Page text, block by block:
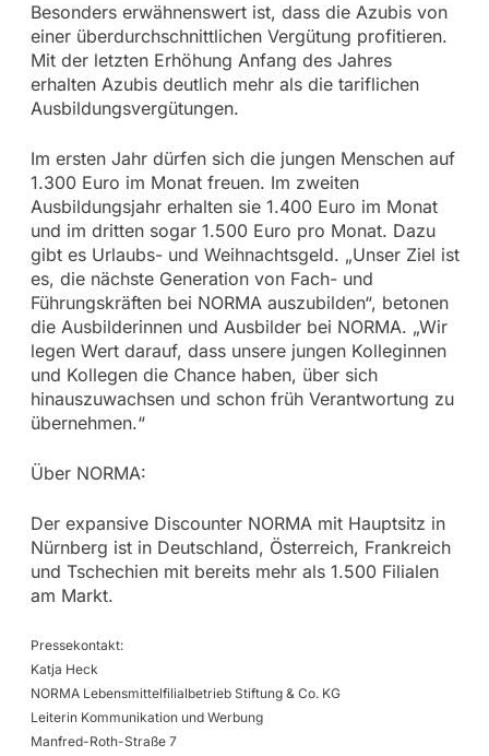
Besonders erwähnenswert ist, dass die Azubis von
einer überdurchschnittlichen Vergütung profitieren.
Mit der letzten Erhöhung Anfang des Jahres
erhalten Azubis deutlich mehr als die tariflichen
Ausbildungsvergütungen.
Im ersten Jahr dürfen sich die jungen Menschen auf
1.300 Euro im Monat freuen. Im zweiten
Ausbildungsjahr erhalten sie 1.400 Euro im Monat
und im dritten sogar 1.500 Euro pro Monat. Dazu
gibt es Urlaubs- und Weihnachtsgeld. „Unser Ziel ist
es, die nächste Generation von Fach- und
Führungskräften bei NORMA auszubilden“, betonen
die Ausbilderinnen und Ausbilder bei NORMA. „Wir
legen Wert darauf, dass unsere jungen Kolleginnen
und Kollegen die Chance haben, über sich
hinauszuwachsen und schon früh Verantwortung zu
übernehmen.“
Über NORMA:
Der expansive Discounter NORMA mit Hauptsitz in
Nürnberg ist in Deutschland, Österreich, Frankreich
und Tschechien mit bereits mehr als 1.500 Filialen
am Markt.
Pressekontakt:
Katja Heck
NORMA Lebensmittelfilialbetrieb Stiftung & Co. KG
Leiterin Kommunikation und Werbung
Manfred-Roth-Straße 7